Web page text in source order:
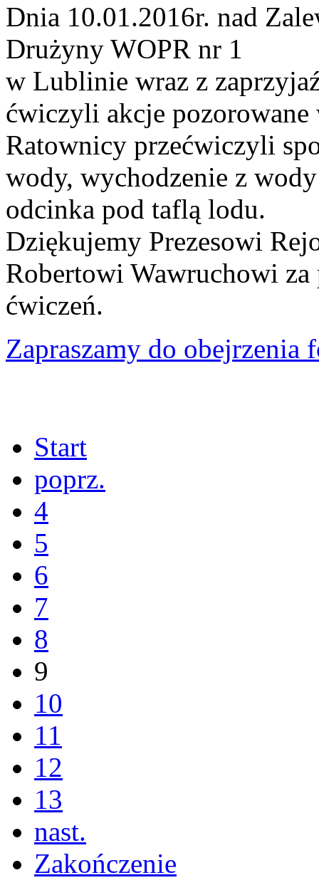
Dnia 10.01.2016r. nad
Drużyny WOPR nr 1
w Lublinie wraz z
ćwiczyli akcje
Ratownicy przećwiczyli
wody, wychodzenie z
odcinka pod taflą lodu.
Dziękujemy Prezesowi
Robertowi Wawruchowi
ćwiczeń.
Zapraszamy do obejrzenia
Start
poprz.
4
5
6
7
8
9
10
11
12
13
nast.
Zakończenie